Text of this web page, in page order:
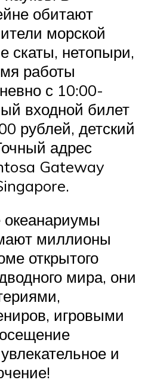
обитают
морской
скаты, нетопыри,
работы
с 10:00-
входной билет
рублей, детский
адрес
Gateway
миллионы
открытого
мира, они
игровыми
и